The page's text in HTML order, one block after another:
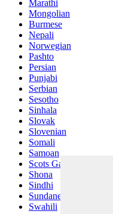
Marathi
Mongolian
Burmese
Nepali
Norwegian
Pashto
Persian
Punjabi
Serbian
Sesotho
Sinhala
Slovak
Slovenian
Somali
Samoan
Scots Gaelic
Shona
Sindhi
Sundanese
Swahili